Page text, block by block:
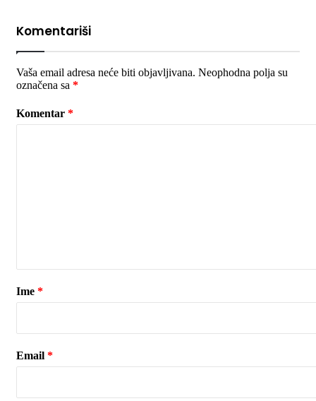
Komentariši
Vaša email adresa neće biti objavljivana. Neophodna polja su
označena sa *
Komentar *
Ime *
Email *